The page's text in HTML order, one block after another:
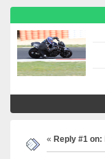
« Reply #1 on: